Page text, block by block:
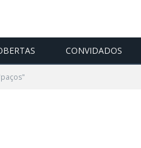
CONVIDADOS